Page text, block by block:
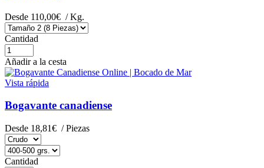
Desde 110,00€ / Kg.
Cantidad
Añadir a la cesta
Vista rápida
Bogavante canadiense
Desde 18,81€ / Piezas
Cantidad